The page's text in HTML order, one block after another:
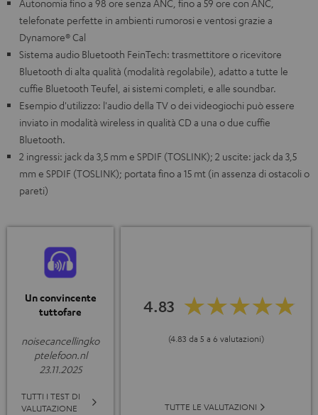
Autonomia fino a 98 ore senza ANC, fino a 59 ore con ANC,
telefonate perfette in ambienti rumorosi e ventosi grazie a
Dynamore® Cal
Sistema audio Bluetooth FeinTech: trasmettitore o ricevitore
Bluetooth di alta qualità (modalità regolabile), adatto a tutte le
cuffie Bluetooth Teufel, ai sistemi completi, e alle soundbar.
Esempio d'utilizzo: l'audio della TV o dei videogiochi può essere
inviato in modalità wireless in qualità CD a una o due cuffie
Bluetooth.
2 ingressi: jack da 3,5 mm e SPDIF (TOSLINK); 2 uscite: jack da 3,5
mm e SPDIF (TOSLINK); portata fino a 15 mt (in assenza di ostacoli o
pareti)
Un convincente
tuttofare
noisecancellingko
ptelefoon.nl
23.11.2025
TUTTI I TEST DI
VALUTAZIONE
4.83
(4.83 da 5 a 6 valutazioni)
TUTTE LE VALUTAZIONI